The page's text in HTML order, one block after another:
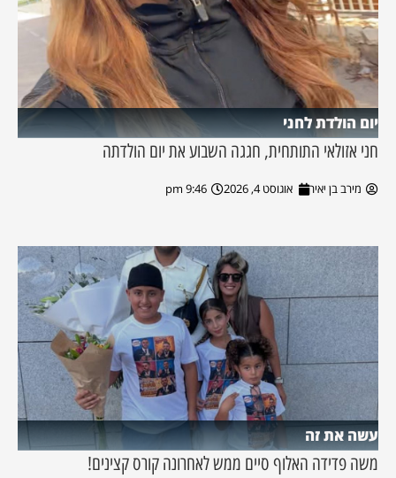
יום הולדת לחני
חני אזולאי התותחית, חגגה השבוע את יום הולדתה
מירב בן יאיר אוגוסט 4, 2026 9:46 pm
עשה את זה
משה פדידה האלוף סיים ממש לאחרונה קורס קצינים!